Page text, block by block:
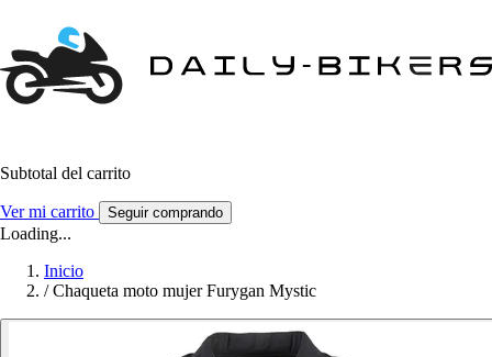
Subtotal del carrito
Ver mi carrito Seguir comprando
Loading...
Inicio
/ Chaqueta moto mujer Furygan Mystic